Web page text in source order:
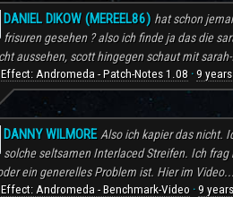
DANIEL DIKOW (MEREEL86) hat schon
frisuren gesehen ? also ich finde ja das die
aussehen, scott hingegen schaut mit
Andromeda - Patch-Notes 1.08 · 9
DANNY WILMORE Also ich kapier das nicht.
solche seltsamen Interlaced Streifen. Ich frag
ein generelles Problem ist. Hier im Video...
Andromeda - Benchmark-Video · 9